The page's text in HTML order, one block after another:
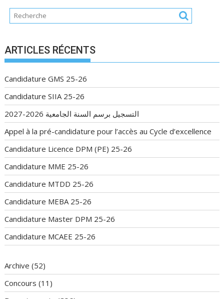
ARTICLES RÉCENTS
Candidature GMS 25-26
Candidature SIIA 25-26
التسجيل برسم السنة الجامعية 2026-2027
Appel à la pré-candidature pour l’accès au Cycle d’excellence
Candidature Licence DPM (PE) 25-26
Candidature MME 25-26
Candidature MTDD 25-26
Candidature MEBA 25-26
Candidature Master DPM 25-26
Candidature MCAEE 25-26
Archive (52)
Concours (11)